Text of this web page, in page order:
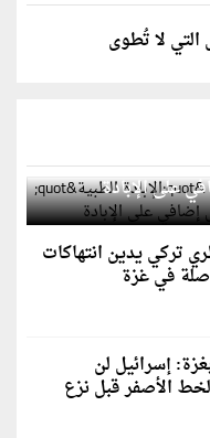
التي لا تُطوى
"الإبادة الطبية"
على الإبادة
تركي يدين انتهاكات
في غزة
إسرائيل لن
الأصفر قبل نزع